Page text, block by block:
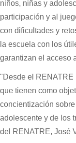
niños, niñas y
participación y al
con dificultades y
la escuela con los
garantizan el acceso
"Desde el
que tienen como
concientización
adolescente y de los
del RENATRE, José